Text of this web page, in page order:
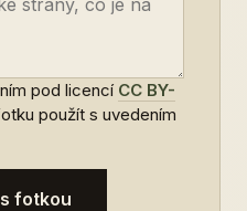
pod licencí CC BY-
použít s uvedením
fotkou